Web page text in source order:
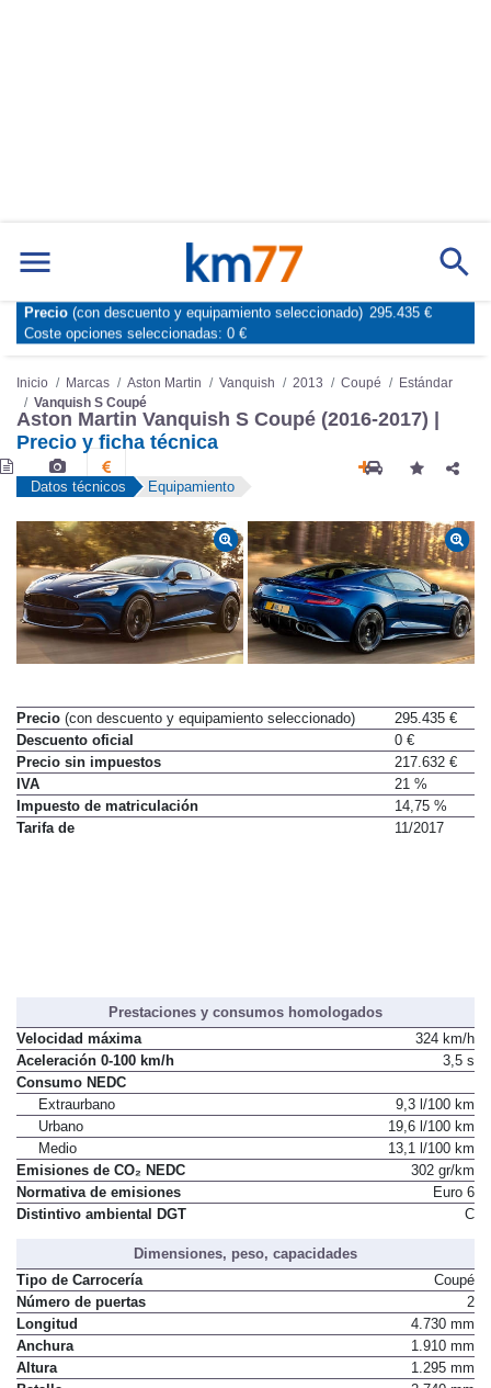
Marcas Comparador de coches
Inicio Marcas Aston Martin Vanquish 2013 Coupé
Estándar
Vanquish S Coupé
Aston Martin Vanquish S Coupé (2016-2017) |
Precio y ficha técnica
Datos técnicos Equipamiento
Precio (con descuento y equipamiento seleccionado)
295.435 €
Descuento oficial
0 €
Precio sin impuestos
217.632 €
IVA
21 %
Impuesto de matriculación
14,75 %
Tarifa de
11/2017
Prestaciones y consumos homologados
Velocidad máxima
324 km/h
Aceleración 0-100 km/h
3,5 s
Consumo NEDC
Extraurbano
9,3 l/100 km
Urbano
19,6 l/100 km
Medio
13,1 l/100 km
Emisiones de CO₂ NEDC
302 gr/km
Normativa de emisiones
Euro 6
Distintivo ambiental DGT
C
Dimensiones, peso, capacidades
Tipo de Carrocería
Coupé
Número de puertas
2
Longitud
4.730 mm
Anchura
1.910 mm
Altura
1.295 mm
Precio (con descuento y equipamiento seleccionado) 295.435 €
Coste opciones seleccionadas: 0 €